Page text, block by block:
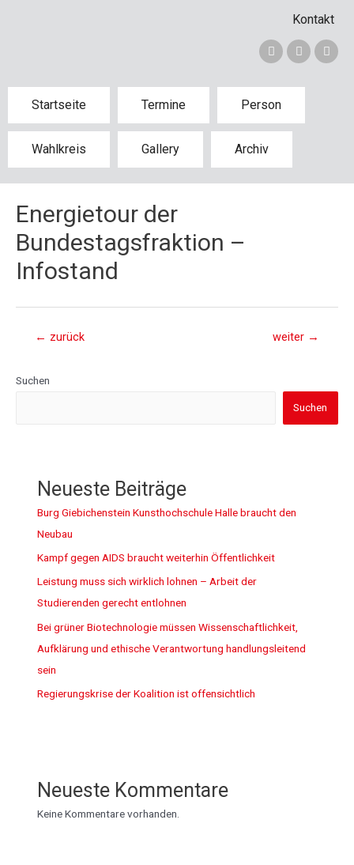
Kontakt
Startseite Termine Person
Wahlkreis Gallery Archiv
Energietour der
Bundestagsfraktion –
Infostand
← zurück weiter →
Suchen
Suchen
Neueste Beiträge
Burg Giebichenstein Kunsthochschule Halle braucht den
Neubau
Kampf gegen AIDS braucht weiterhin Öffentlichkeit
Leistung muss sich wirklich lohnen – Arbeit der
Studierenden gerecht entlohnen
Bei grüner Biotechnologie müssen Wissenschaftlichkeit,
Aufklärung und ethische Verantwortung handlungsleitend
sein
Regierungskrise der Koalition ist offensichtlich
Neueste Kommentare
Keine Kommentare vorhanden.